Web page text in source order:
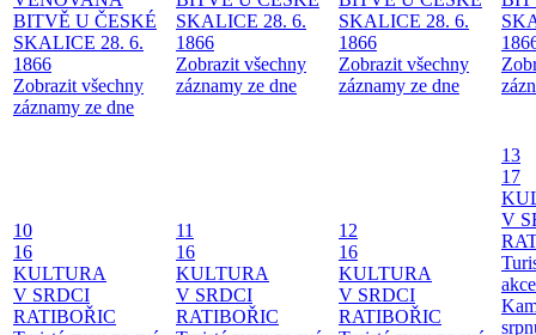
BITVĚ U ČESKÉ
SKALICE 28. 6.
1866
Zobrazit všechny
záznamy ze dne
SKALICE 28. 6.
1866
Zobrazit všechny
záznamy ze dne
SKALICE 28. 6.
1866
Zobrazit všechny
záznamy ze dne
10
16
KULTURA
V SRDCI
RATIBOŘIC
11
16
KULTURA
V SRDCI
RATIBOŘIC
12
16
KULTURA
V SRDCI
RATIBOŘIC
13
17
V